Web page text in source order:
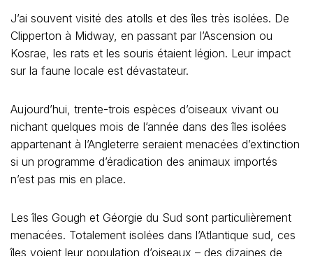
J’ai souvent visité des atolls et des îles très isolées. De
Clipperton à Midway, en passant par l’Ascension ou
Kosrae, les rats et les souris étaient légion. Leur impact
sur la faune locale est dévastateur.
Aujourd’hui, trente-trois espèces d’oiseaux vivant ou
nichant quelques mois de l’année dans desîles isolées
appartenant à l’Angleterre seraient menacées d’extinction
si un programme d’éradication des animaux importés
n’est pas mis en place.
Les îles Gough et Géorgie du Sud sont particulièrement
menacées. Totalement isolées dans l’Atlantique sud, ces
îles voient leur population d’oiseaux – des dizaines de